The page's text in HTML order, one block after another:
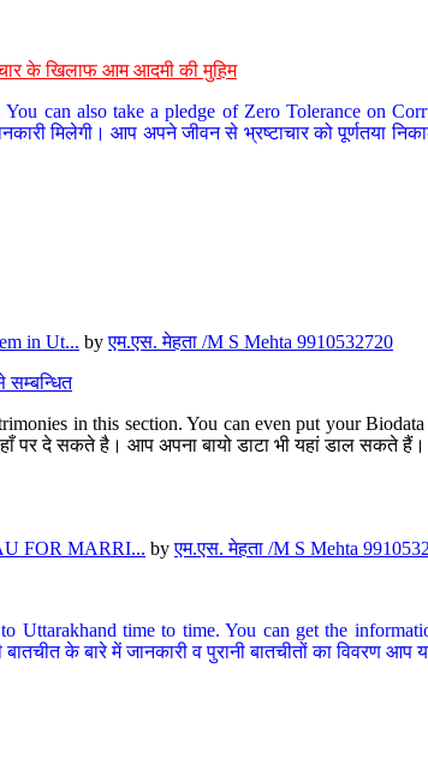
के खिलाफ आम आदमी की मुहिम
can also take a pledge of Zero Tolerance on
मिलेगी। आप अपने जीवन से भ्रष्टाचार को पूर्णतया
in Ut... byएम.एस. मेहता /M S Mehta 9910532720
सम्बन्धित
in this section. You can even put your
पर दे सकते है। आप अपना बायो डाटा भी यहां डाल सकते
FOR MARRI... byएम.एस. मेहता /M S Mehta
Uttarakhand time to time. You can get the
के बारे में जानकारी व पुरानी बातचीतों का विवरण